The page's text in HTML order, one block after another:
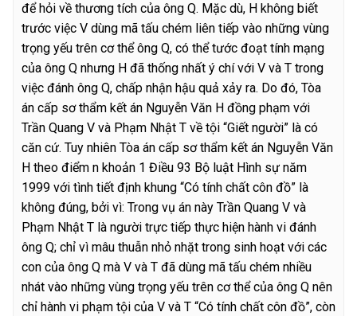
để hỏi về thương tích của ông Q. Mặc dù, H không biết
trước việc V dùng mã tấu chém liên tiếp vào những vùng
trọng yếu trên cơ thể ông Q, có thể tước đoạt tính mạng
của ông Q nhưng H đã thống nhất ý chí với V và T trong
việc đánh ông Q, chấp nhận hậu quả xảy ra. Do đó, Tòa
án cấp sơ thẩm kết án Nguyễn Văn H đồng phạm với
Trần Quang V và Phạm Nhật T về tội “Giết người” là có
căn cứ. Tuy nhiên Tòa án cấp sơ thẩm kết án Nguyễn Văn
H theo điểm n khoản 1 Điều 93 Bộ luật Hình sự năm
1999 với tình tiết định khung “Có tính chất côn đồ” là
không đúng, bởi vì: Trong vụ án này Trần Quang V và
Phạm Nhật T là người trực tiếp thực hiện hành vi đánh
ông Q; chỉ vì mâu thuẫn nhỏ nhặt trong sinh hoạt với các
con của ông Q mà V và T đã dùng mã tấu chém nhiều
nhát vào những vùng trọng yếu trên cơ thể của ông Q nên
chỉ hành vi phạm tội của V và T “Có tính chất côn đồ”, còn